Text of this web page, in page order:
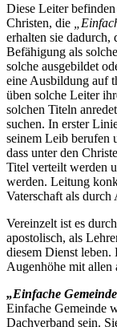
Diese Leiter
Christen, die
erhalten sie dadurch,
Befähigung als
solche ausgebildet
eine Ausbildung auf
üben solche Leiter
solchen Titeln
suchen. In erster
seinem Leib berufen
dass unter den
Titel verteilt werden
werden. Leitung
Vaterschaft als
Vereinzelt ist es
apostolisch, als
diesem Dienst leben.
Augenhöhe mit allen
„Einfache
Einfache Gemeinde
Dachverband sein.